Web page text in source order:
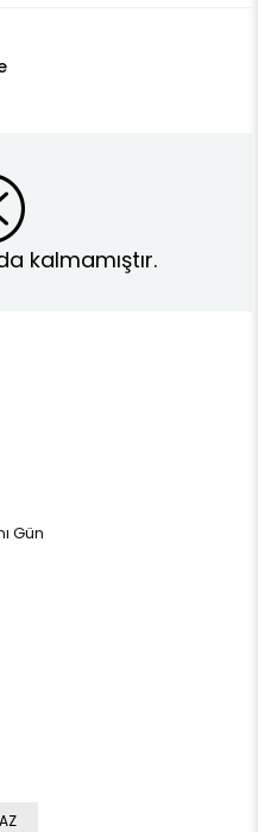
kalmamıştır.
Gün